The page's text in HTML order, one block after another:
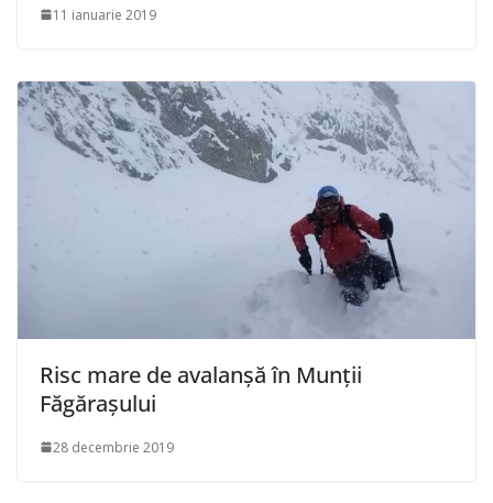
11 ianuarie 2019
Risc mare de avalanşă în Munţii
Făgăraşului
28 decembrie 2019